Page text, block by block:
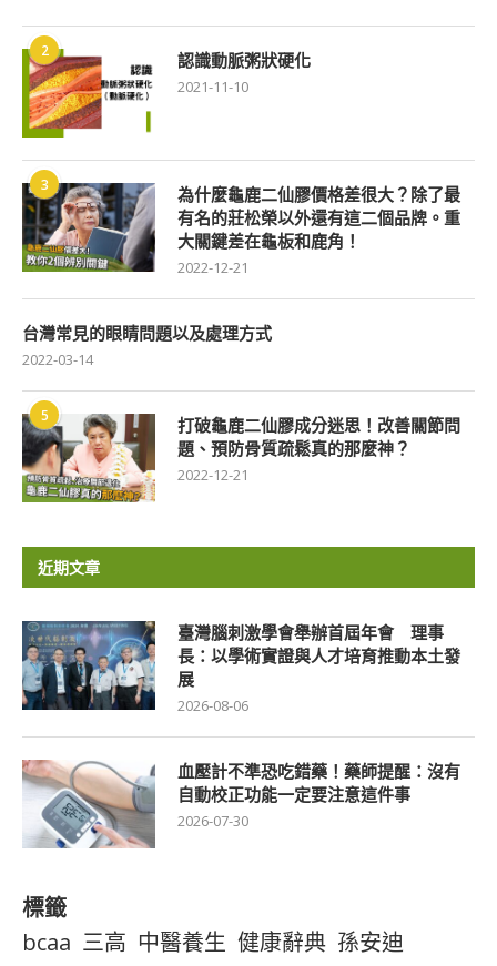
2 認識動脈粥狀硬化
2021-11-10
3
為什麼龜鹿二仙膠價格差很大？除了最
有名的莊松榮以外還有這二個品牌。重
大關鍵差在龜板和鹿角！
2022-12-21
台灣常見的眼睛問題以及處理方式
2022-03-14
5
打破龜鹿二仙膠成分迷思！改善關節問
題、預防骨質疏鬆真的那麼神？
2022-12-21
近期文章
臺灣腦刺激學會舉辦首屆年會 理事
長：以學術實證與人才培育推動本土發
展
2026-08-06
血壓計不準恐吃錯藥！藥師提醒：沒有
自動校正功能一定要注意這件事
2026-07-30
標籤
bcaa 三高 中醫養生 健康辭典 孫安迪